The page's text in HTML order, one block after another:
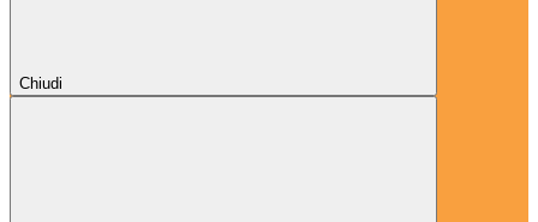
Chiudi